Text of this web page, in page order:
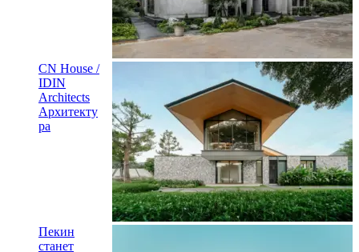
CN House /
IDIN
Architects
Архитекту
ра
Пекин
станет